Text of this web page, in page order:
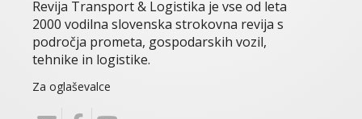
Revija Transport & Logistika je vse od leta
2000 vodilna slovenska strokovna revija s
področja prometa, gospodarskih vozil,
tehnike in logistike.
Za oglaševalce